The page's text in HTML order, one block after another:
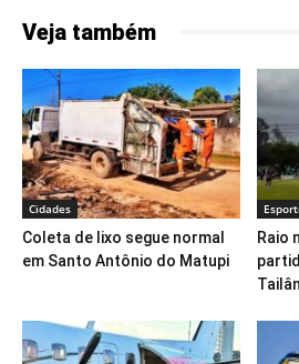
Veja também
Cidades
Coleta de lixo segue normal
em Santo Antônio do Matupi
Raio